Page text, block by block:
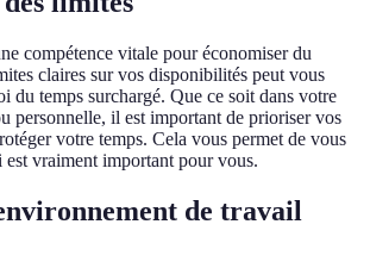
compétence vitale pour économiser du
claires sur vos disponibilités peut vous
du temps surchargé. Que ce soit dans votre
personnelle, il est important de prioriser vos
votre temps. Cela vous permet de vous
est vraiment important pour vous.
de travail